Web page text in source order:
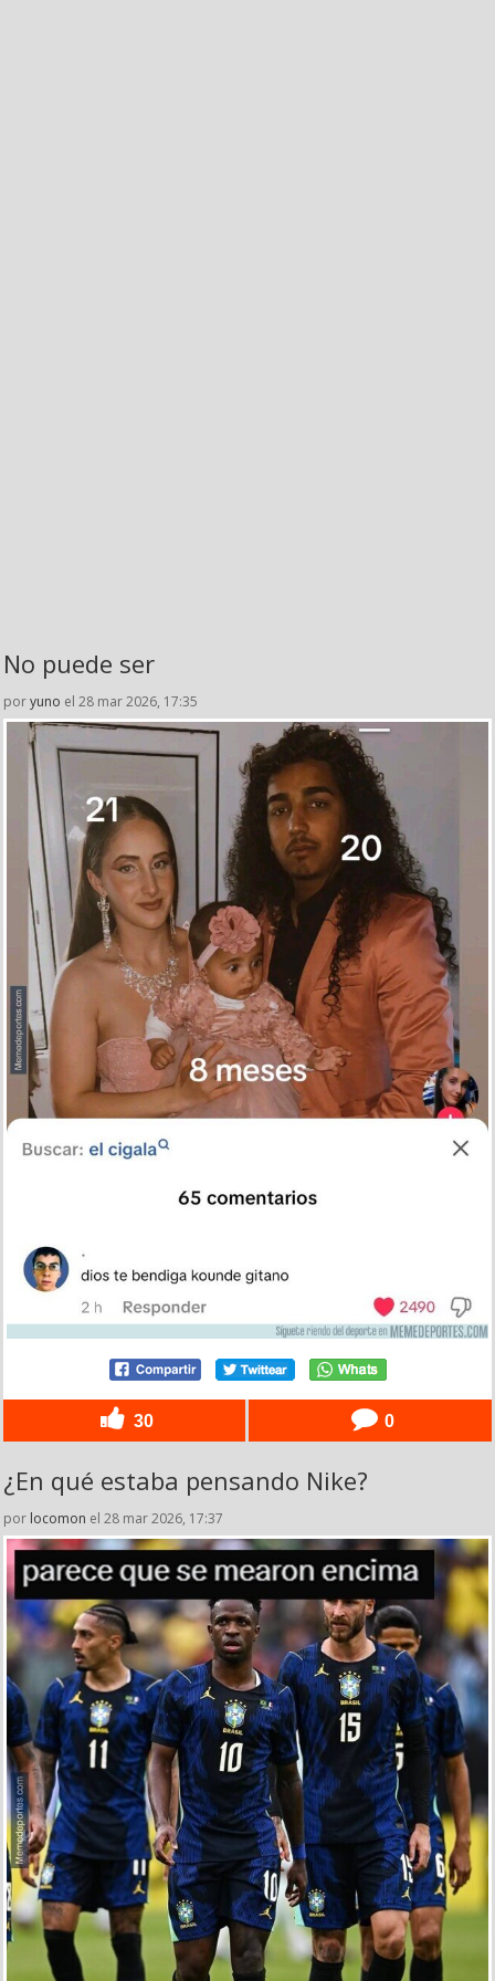
No puede ser
poryuno el 28 mar 2026, 17:35
30 0
¿En qué estaba pensando Nike?
por locomon el 28 mar 2026, 17:37